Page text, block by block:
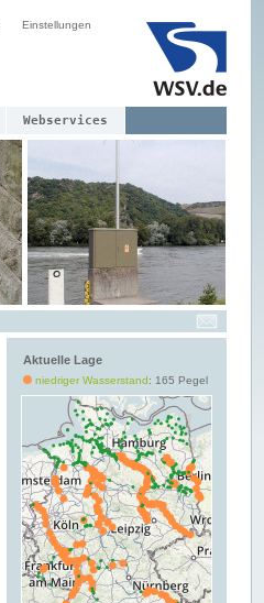
Einstellungen
Webservices
Aktuelle Lage
niedriger Wasserstand: 165 Pegel